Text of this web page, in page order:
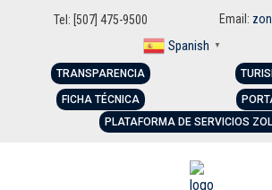
Tel: [507] 475-9500 Email:
Spanish ▼
TRANSPARENCIA
FICHA TÉCNICA
PLATAFORMA DE SERVICIOS